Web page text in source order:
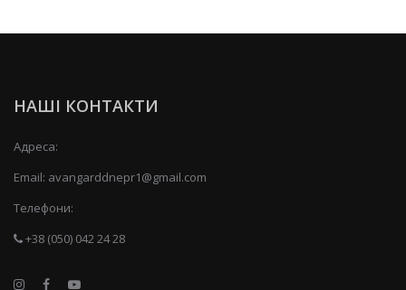
НАШІ КОНТАКТИ
Адреса:
Email: avangarddnepr1@gmail.com
Телефони:
+38 (050) 042 24 28